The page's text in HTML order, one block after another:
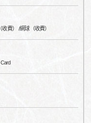
費） /網球（收費）